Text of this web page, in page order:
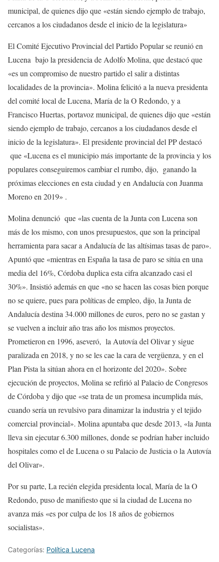
municipal, de quienes dijo que «están siendo ejemplo de trabajo,
cercanos a los ciudadanos desde el inicio de la legislatura»
El Comité Ejecutivo Provincial del Partido Popular se reunió en
Lucena bajo la presidencia de Adolfo Molina, que destacó que
«es un compromiso de nuestro partido el salir a distintas
localidades de la provincia». Molina felicitó a la nueva presidenta
del comité local de Lucena, María de la O Redondo, y a
Francisco Huertas, portavoz municipal, de quienes dijo que «están
siendo ejemplo de trabajo, cercanos a los ciudadanos desde el
inicio de la legislatura». El presidente provincial del PP destacó
que «Lucena es el municipio más importante de la provincia y los
populares conseguiremos cambiar el rumbo, dijo, ganando la
próximas elecciones en esta ciudad y en Andalucía con Juanma
Moreno en 2019» .
Molina denunció que «las cuenta de la Junta con Lucena son
más de los mismo, con unos presupuestos, que son la principal
herramienta para sacar a Andalucía de las altísimas tasas de paro».
Apuntó que «mientras en España la tasa de paro se sitúa en una
media del 16%, Córdoba duplica esta cifra alcanzado casi el
30%». Insistió además en que «no se hacen las cosas bien porque
no se quiere, pues para políticas de empleo, dijo, la Junta de
Andalucía destina 34.000 millones de euros, pero no se gastan y
se vuelven a incluir año tras año los mismos proyectos.
Prometieron en 1996, aseveró, la Autovía del Olivar y sigue
paralizada en 2018, y no se les cae la cara de vergüenza, y en el
Plan Pista la sitúan ahora en el horizonte del 2020». Sobre
ejecución de proyectos, Molina se refirió al Palacio de Congresos
de Córdoba y dijo que «se trata de un promesa incumplida más,
cuando sería un revulsivo para dinamizar la industria y el tejido
comercial provincial». Molina apuntaba que desde 2013, «la Junta
lleva sin ejecutar 6.300 millones, donde se podrían haber incluido
hospitales como el de Lucena o su Palacio de Justicia o la Autovía
del Olivar».
Por su parte, La recién elegida presidenta local, María de la O
Redondo, puso de manifiesto que si la ciudad de Lucena no
avanza más «es por culpa de los 18 años de gobiernos
socialistas».
Categorías: Política Lucena